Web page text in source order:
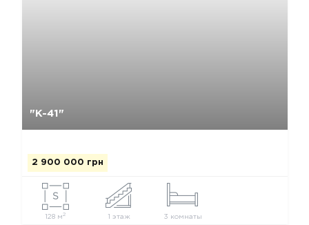
"К-41"
2 900 000 грн
128 м 2 1 этаж 3 комнаты